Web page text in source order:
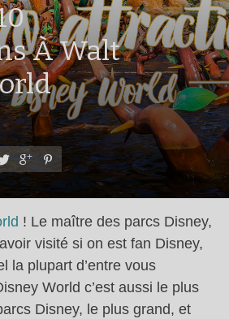
À Walt
! Le maître des parcs Disney,
visité si on est fan Disney,
la plupart d’entre vous
World c’est aussi le plus
Disney, le plus grand, et